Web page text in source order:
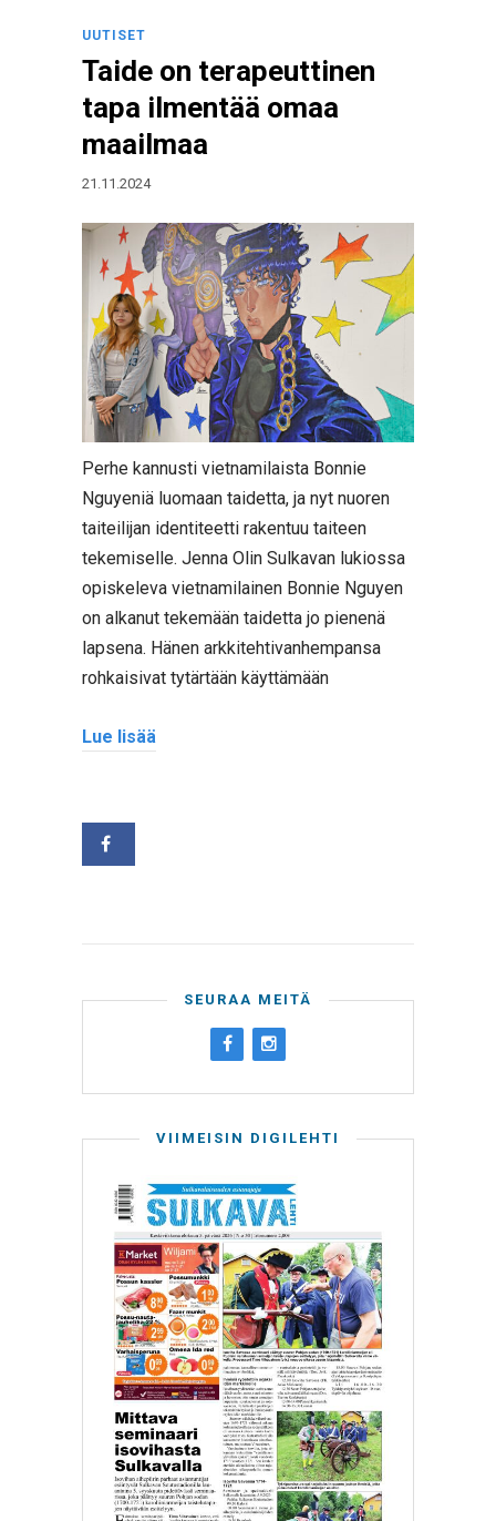
UUTISET
Taide on terapeuttinen
tapa ilmentää omaa
maailmaa
21.11.2024
Perhe kannusti vietnamilaista Bonnie
Nguyeniä luomaan taidetta, ja nyt nuoren
taiteilijan identiteetti rakentuu taiteen
tekemiselle. Jenna Olin Sulkavan lukiossa
opiskeleva vietnamilainen Bonnie Nguyen
on alkanut tekemään taidetta jo pienenä
lapsena. Hänen arkkitehtivanhempansa
rohkaisivat tytärtään käyttämään
Lue lisää
SEURAA MEITÄ
VIIMEISIN DIGILEHTI